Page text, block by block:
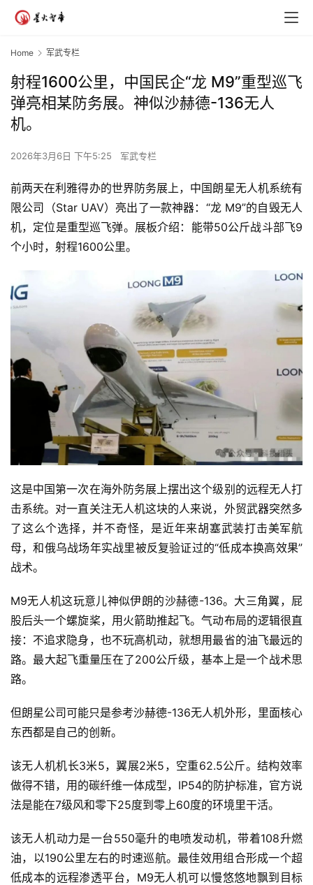
Home 军武专栏
射程1600公里，中国民企“龙 M9”重型巡飞
弹亮相某防务展。神似沙赫德-136无人
机。
2026年3月6日 下午5:25 军武专栏
前两天在利雅得办的世界防务展上，中国朗星无人机系统有
限公司（Star UAV）亮出了一款神器：“龙 M9”的自毁无人
机，定位是重型巡飞弹。展板介绍：能带50公斤战斗部飞9
个小时，射程1600公里。
这是中国第一次在海外防务展上摆出这个级别的远程无人打
击系统。对一直关注无人机这块的人来说，外贸武器突然多
了这么个选择，并不奇怪，是近年来胡塞武装打击美军航
母，和俄乌战场年实战里被反复验证过的“低成本换高效果”
战术。
M9无人机这玩意儿神似伊朗的沙赫德-136。大三角翼，屁
股后头一个螺旋桨，用火箭助推起飞。气动布局的逻辑很直
接：不追求隐身，也不玩高机动，就想用最省的油飞最远的
路。最大起飞重量压在了200公斤级，基本上是一个战术思
路。
但朗星公司可能只是参考沙赫德-136无人机外形，里面核心
东西都是自己的创新。
该无人机机长3米5，翼展2米5，空重62.5公斤。结构效率
做得不错，用的碳纤维一体成型，IP54的防护标准，官方说
法是能在7级风和零下25度到零上60度的环境里干活。
该无人机动力是一台550毫升的电喷发动机，带着108升燃
油，以190公里左右的时速巡航。最佳效用组合形成一个超
低成本的远程渗透平台，M9无人机可以慢悠悠地飘到目标